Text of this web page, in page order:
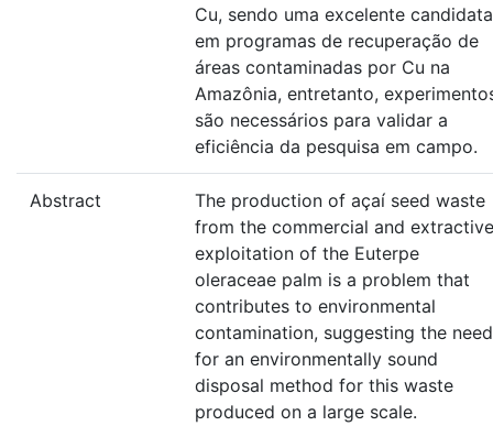
Cu, sendo uma excelente candidata
em programas de recuperação de
áreas contaminadas por Cu na
Amazônia, entretanto,
são necessários para validar a
eficiência da pesquisa em campo.
Abstract
The production of açaí seed waste
from the commercial and extractive
exploitation of the Euterpe
oleraceae palm is a problem that
contributes to environmental
contamination, suggesting the need
for an environmentally sound
disposal method for this waste
produced on a large scale.